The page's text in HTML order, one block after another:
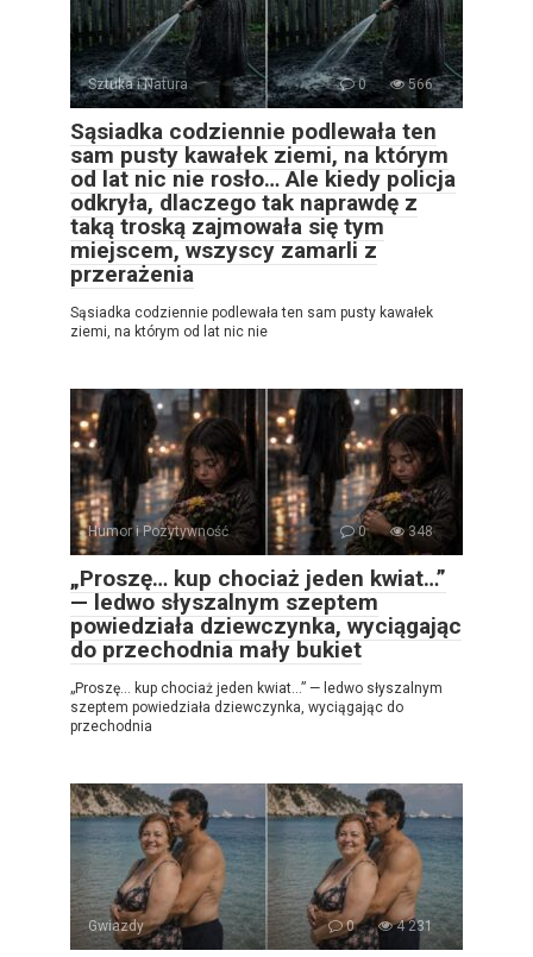
Sztuka i Natura 0 566
Sąsiadka codziennie podlewała ten
sam pusty kawałek ziemi, na którym
od lat nic nie rosło… Ale kiedy policja
odkryła, dlaczego tak naprawdę z
taką troską zajmowała się tym
miejscem, wszyscy zamarli z
przerażenia
Sąsiadka codziennie podlewała ten sam pusty kawałek
ziemi, na którym od lat nic nie
Humor i Pozytywność 0 348
„Proszę… kup chociaż jeden kwiat…”
— ledwo słyszalnym szeptem
powiedziała dziewczynka, wyciągając
do przechodnia mały bukiet
„Proszę… kup chociaż jeden kwiat…” — ledwo słyszalnym
szeptem powiedziała dziewczynka, wyciągając do
przechodnia
Gwiazdy 0 4 231